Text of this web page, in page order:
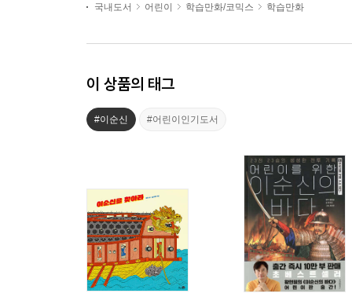
국내도서
어린이 학습만화/코믹스 학습만화
이 상품의 태그
#이순신 #어린이인기도서